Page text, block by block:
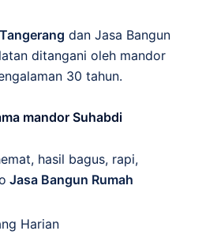
dan Jasa Bangun
ditangani oleh mandor
30 tahun.
mandor Suhabdi
hasil bagus, rapi,
Jasa Bangun Rumah
Harian